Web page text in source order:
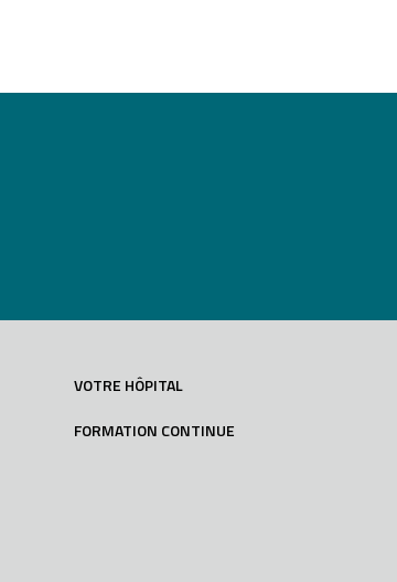
VOTRE HÔPITAL
FORMATION CONTINUE